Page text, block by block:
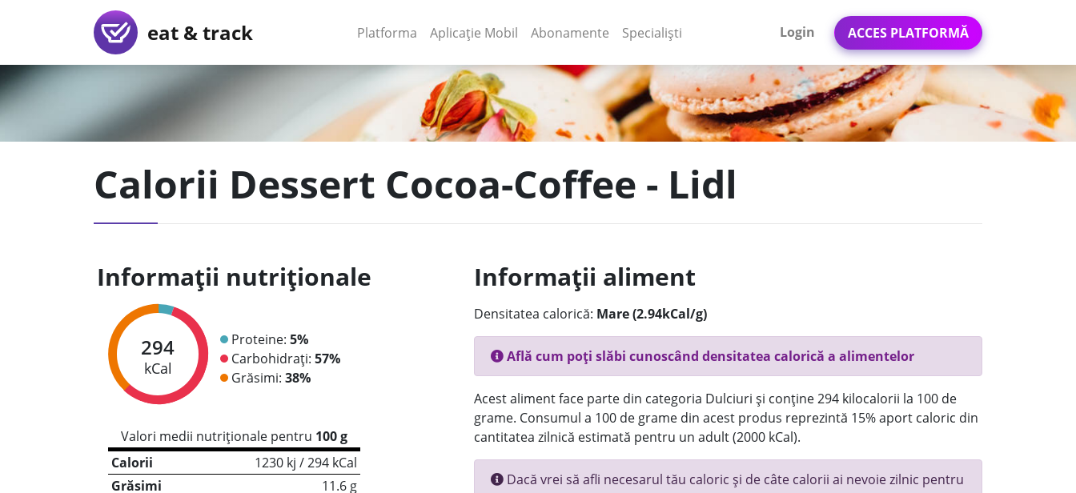
eat & track Platforma (current)
Aplicație Mobil (current)
Abonamente Specialiști Login ACCES PLATFORMĂ
Calorii Dessert Cocoa-Coffee - Lidl
Informații nutriționale
294
kCal
Proteine: 5%
Carbohidrați: 57%
Grăsimi: 38%
Valori medii nutriționale pentru 100 g
Calorii
1230 kj / 294 kCal
Grăsimi
11.6 g
Informații aliment
Densitatea calorică: Mare (2.94kCal/g)
Află cum poți slăbi cunoscând densitatea calorică a alimentelor
Acest aliment face parte din categoria Dulciuri și conține 294 kilocalorii la 100 de
grame. Consumul a 100 de grame din acest produs reprezintă 15% aport caloric din
cantitatea zilnică estimată pentru un adult (2000 kCal).
Dacă vrei să afli necesarul tău caloric și de câte calorii ai nevoie zilnic pentru